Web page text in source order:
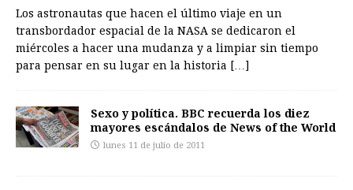
Los astronautas que hacen el último viaje en un
transbordador espacial de la NASA se dedicaron el
miércoles a hacer una mudanza y a limpiar sin tiempo
para pensar en su lugar en la historia […]
Sexo y política. BBC recuerda los diez
mayores escándalos de News of the World
lunes 11 de julio de 2011